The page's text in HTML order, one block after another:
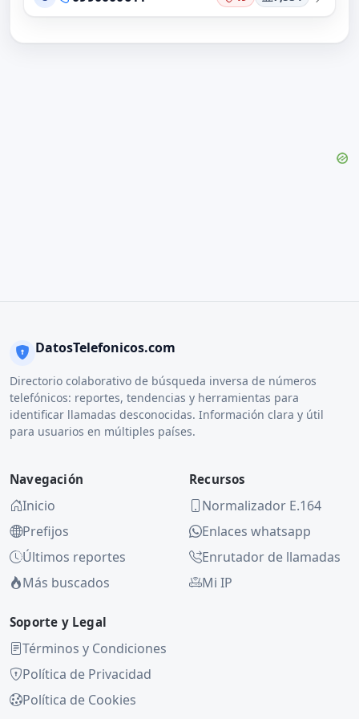
DatosTelefonicos.com
Directorio colaborativo de búsqueda inversa de números
telefónicos: reportes, tendencias y herramientas para
identificar llamadas desconocidas. Información clara y útil
para usuarios en múltiples países.
Navegación
Inicio
Prefijos
Últimos reportes
Más buscados
Recursos
Normalizador E.164
Enlaces whatsapp
Enrutador de llamadas
Mi IP
Soporte y Legal
Términos y Condiciones
Política de Privacidad
Política de Cookies